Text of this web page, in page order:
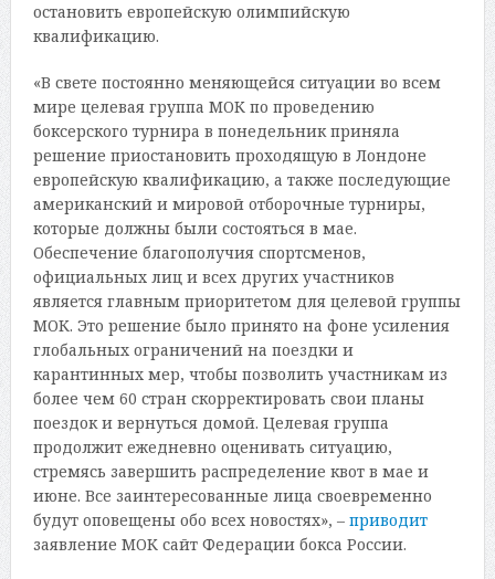
остановить европейскую олимпийскую
квалификацию.
«В свете постоянно меняющейся ситуации во всем
мире целевая группа МОК по проведению
боксерского турнира в понедельник приняла
решение приостановить проходящую в Лондоне
европейскую квалификацию, а также последующие
американский и мировой отборочные турниры,
которые должны были состояться в мае.
Обеспечение благополучия спортсменов,
официальных лиц и всех других участников
является главным приоритетом для целевой группы
МОК. Это решение было принято на фоне усиления
глобальных ограничений на поездки и
карантинных мер, чтобы позволить участникам из
более чем 60 стран скорректировать свои планы
поездок и вернуться домой. Целевая группа
продолжит ежедневно оценивать ситуацию,
стремясь завершить распределение квот в мае и
июне. Все заинтересованные лица своевременно
будут оповещены обо всех новостях», – приводит
заявление МОК сайт Федерации бокса России.